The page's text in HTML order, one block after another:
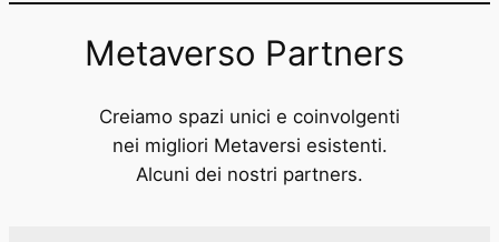
Metaverso Partners
Creiamo spazi unici e coinvolgenti
nei migliori Metaversi esistenti.
Alcuni dei nostri partners.